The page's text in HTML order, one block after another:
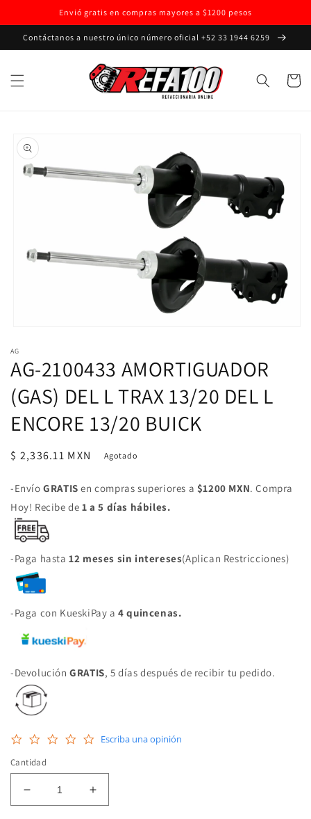
directamente
al contenido
Envió gratis en compras mayores a $1200 pesos
Contáctanos a nuestro único número oficial +52 33 1944 6259
Carrito
a la
información
del producto
multimedia
1
en
ventana
modal
AG
AG-2100433 AMORTIGUADOR
(GAS) DEL L TRAX 13/20 DEL L
ENCORE 13/20 BUICK
Precio
$ 2,336.11 MXN Agotado
-EnvíoGRATIS en compras superiores a $1200 MXN. Compra
Hoy! Recibe de 1 a 5 días hábiles.
-Paga hasta12 meses sin intereses(Aplican Restricciones)
-Paga con KueskiPay a4 quincenas.
-DevoluciónGRATIS, 5 días después de recibir tu pedido.
0.0
Escriba una opinión
Cantidad
Reducir
cantidad
Aumentar
cantidad